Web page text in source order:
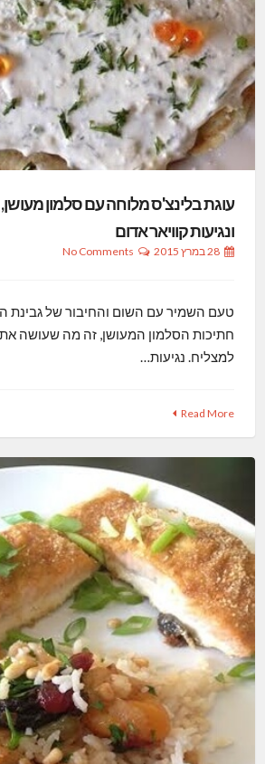
עוגת בלינצ'ס מלוחה עם סלמון
ונגיעות קוויאר אדום
28 במרץ 2015 No Comments
טעם השמיר עם השום והחיבור של גבינת
חתיכות הסלמון המעושן, זה מה שעושה
למצליח. נגיעות…
Read More